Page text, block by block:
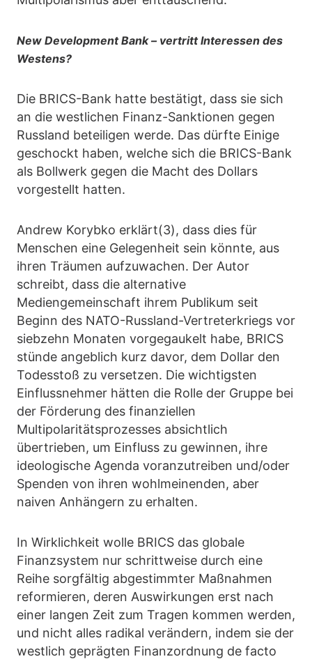
New Development Bank – vertritt Interessen des
Westens?
Die BRICS-Bank hatte bestätigt, dass sie sich
an die westlichen Finanz-Sanktionen gegen
Russland beteiligen werde. Das dürfte Einige
geschockt haben, welche sich die BRICS-Bank
als Bollwerk gegen die Macht des Dollars
vorgestellt hatten.
Andrew Korybko erklärt(3), dass dies für
Menschen eine Gelegenheit sein könnte, aus
ihren Träumen aufzuwachen. Der Autor
schreibt, dass die alternative
Mediengemeinschaft ihrem Publikum seit
Beginn des NATO-Russland-Vertreterkriegs vor
siebzehn Monaten vorgegaukelt habe, BRICS
stünde angeblich kurz davor, dem Dollar den
Todesstoß zu versetzen. Die wichtigsten
Einflussnehmer hätten die Rolle der Gruppe bei
der Förderung des finanziellen
Multipolaritätsprozesses absichtlich
übertrieben, um Einfluss zu gewinnen, ihre
ideologische Agenda voranzutreiben und/oder
Spenden von ihren wohlmeinenden, aber
naiven Anhängern zu erhalten.
In Wirklichkeit wolle BRICS das globale
Finanzsystem nur schrittweise durch eine
Reihe sorgfältig abgestimmter Maßnahmen
reformieren, deren Auswirkungen erst nach
einer langen Zeit zum Tragen kommen werden,
und nicht alles radikal verändern, indem sie der
westlich geprägten Finanzordnung de facto